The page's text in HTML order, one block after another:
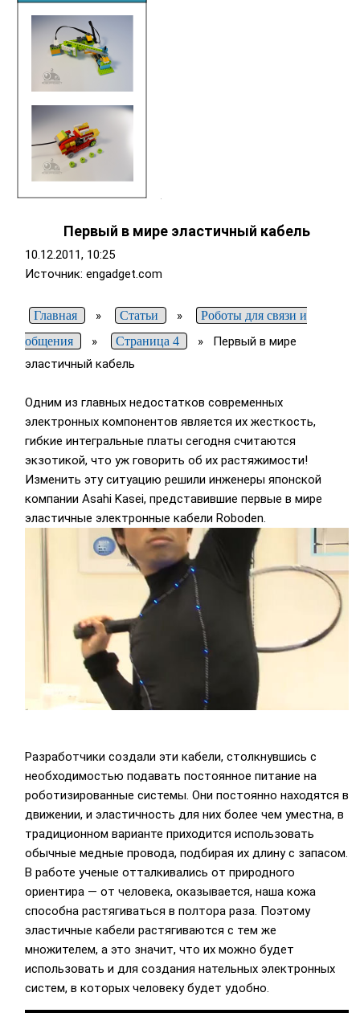
Первый в мире эластичный кабель
10.12.2011, 10:25
Источник: engadget.com
Главная » Статьи »
Роботы для связи и
общения
» Страница 4 » Первый в мире
эластичный кабель
Одним из главных недостатков современных
электронных компонентов является их жесткость,
гибкие интегральные платы сегодня считаются
экзотикой, что уж говорить об их растяжимости!
Изменить эту ситуацию решили инженеры японской
компании Asahi Kasei, представившие первые в мире
эластичные электронные кабели Roboden.
Разработчики создали эти кабели, столкнувшись с
необходимостью подавать постоянное питание на
роботизированные системы. Они постоянно находятся в
движении, и эластичность для них более чем уместна, в
традиционном варианте приходится использовать
обычные медные провода, подбирая их длину с запасом.
В работе ученые отталкивались от природного
ориентира — от человека, оказывается, наша кожа
способна растягиваться в полтора раза. Поэтому
эластичные кабели растягиваются с тем же
множителем, а это значит, что их можно будет
использовать и для создания нательных электронных
систем, в которых человеку будет удобно.